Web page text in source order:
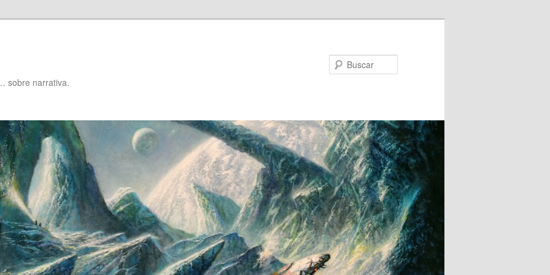
sobre narrativa.